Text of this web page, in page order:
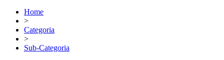
Home
>
Categoria
>
Sub-Categoria